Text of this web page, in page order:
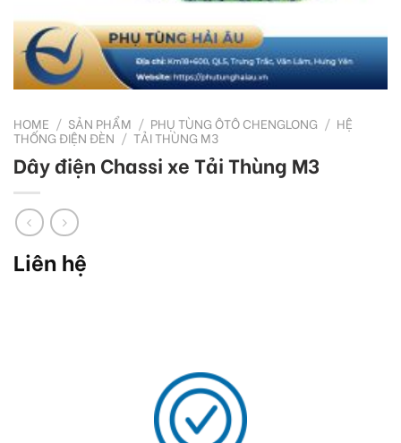
HOME / SẢN PHẨM / PHỤ TÙNG ÔTÔ CHENGLONG / HỆ
THỐNG ĐIỆN ĐÈN / TẢI THÙNG M3
Dây điện Chassi xe Tải Thùng M3
Liên hệ